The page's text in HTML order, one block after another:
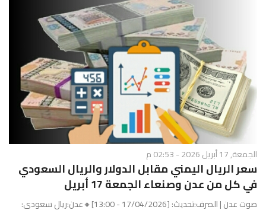
الجمعة, 17 أبريل 2026 - 02:53 م
سعر الريال اليمني مقابل الدولار والريال السعودي
في كل من عدن وصنعاء الجمعة 17 أبريل
صوت عدن | الصرف:تحديث: [17/04/2026 - 13:00]🔸عدن:ريال سعودي: